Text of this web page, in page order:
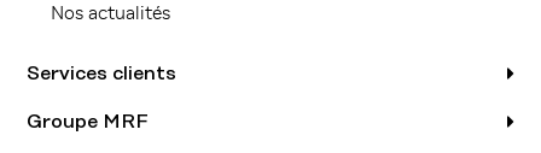
Nos actualités
Services clients
Groupe MRF